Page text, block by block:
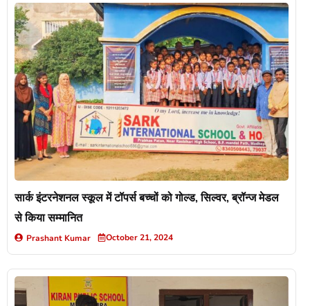
सार्क इंटरनेशनल स्कूल में टॉपर्स बच्चों को गोल्ड, सिल्वर, ब्रॉन्ज मेडल
से किया सम्मानित
Prashant Kumar October 21, 2024